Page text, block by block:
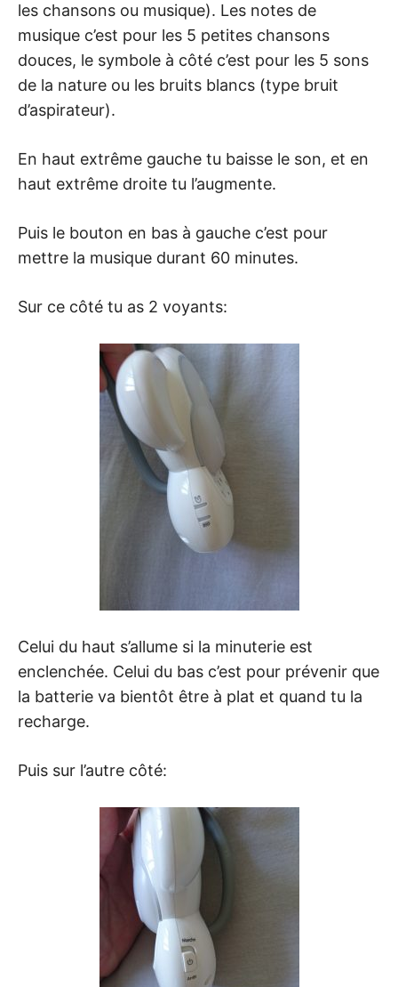
les chansons ou musique). Les notes de
musique c’est pour les 5 petites chansons
douces, le symbole à côté c’est pour les 5 sons
de la nature ou les bruits blancs (type bruit
d’aspirateur).
En haut extrême gauche tu baisse le son, et en
haut extrême droite tu l’augmente.
Puis le bouton en bas à gauche c’est pour
mettre la musique durant 60 minutes.
Sur ce côté tu as 2 voyants:
Celui du haut s’allume si la minuterie est
enclenchée. Celui du bas c’est pour prévenir que
la batterie va bientôt être à plat et quand tu la
recharge.
Puis sur l’autre côté: